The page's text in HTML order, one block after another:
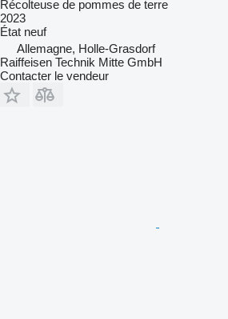
Récolteuse de pommes de terre
2023
État neuf
Allemagne, Holle-Grasdorf
Raiffeisen Technik Mitte GmbH
Contacter le vendeur